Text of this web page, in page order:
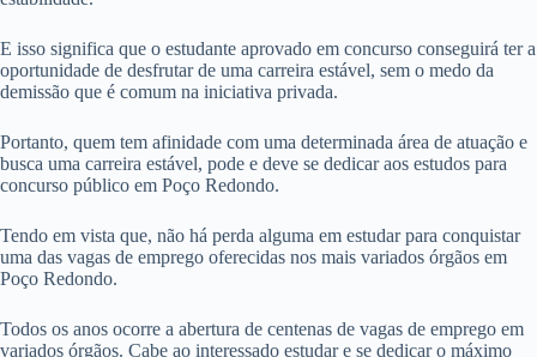
E isso significa que o estudante aprovado em concurso conseguirá ter a
oportunidade de desfrutar de uma carreira estável, sem o medo da
demissão que é comum na iniciativa privada.
Portanto, quem tem afinidade com uma determinada área de atuação e
busca uma carreira estável, pode e deve se dedicar aos estudos para
concurso público em Poço Redondo.
Tendo em vista que, não há perda alguma em estudar para conquistar
uma das vagas de emprego oferecidas nos mais variados órgãos em
Poço Redondo.
Todos os anos ocorre a abertura de centenas de vagas de emprego em
variados órgãos. Cabe ao interessado estudar e se dedicar o máximo